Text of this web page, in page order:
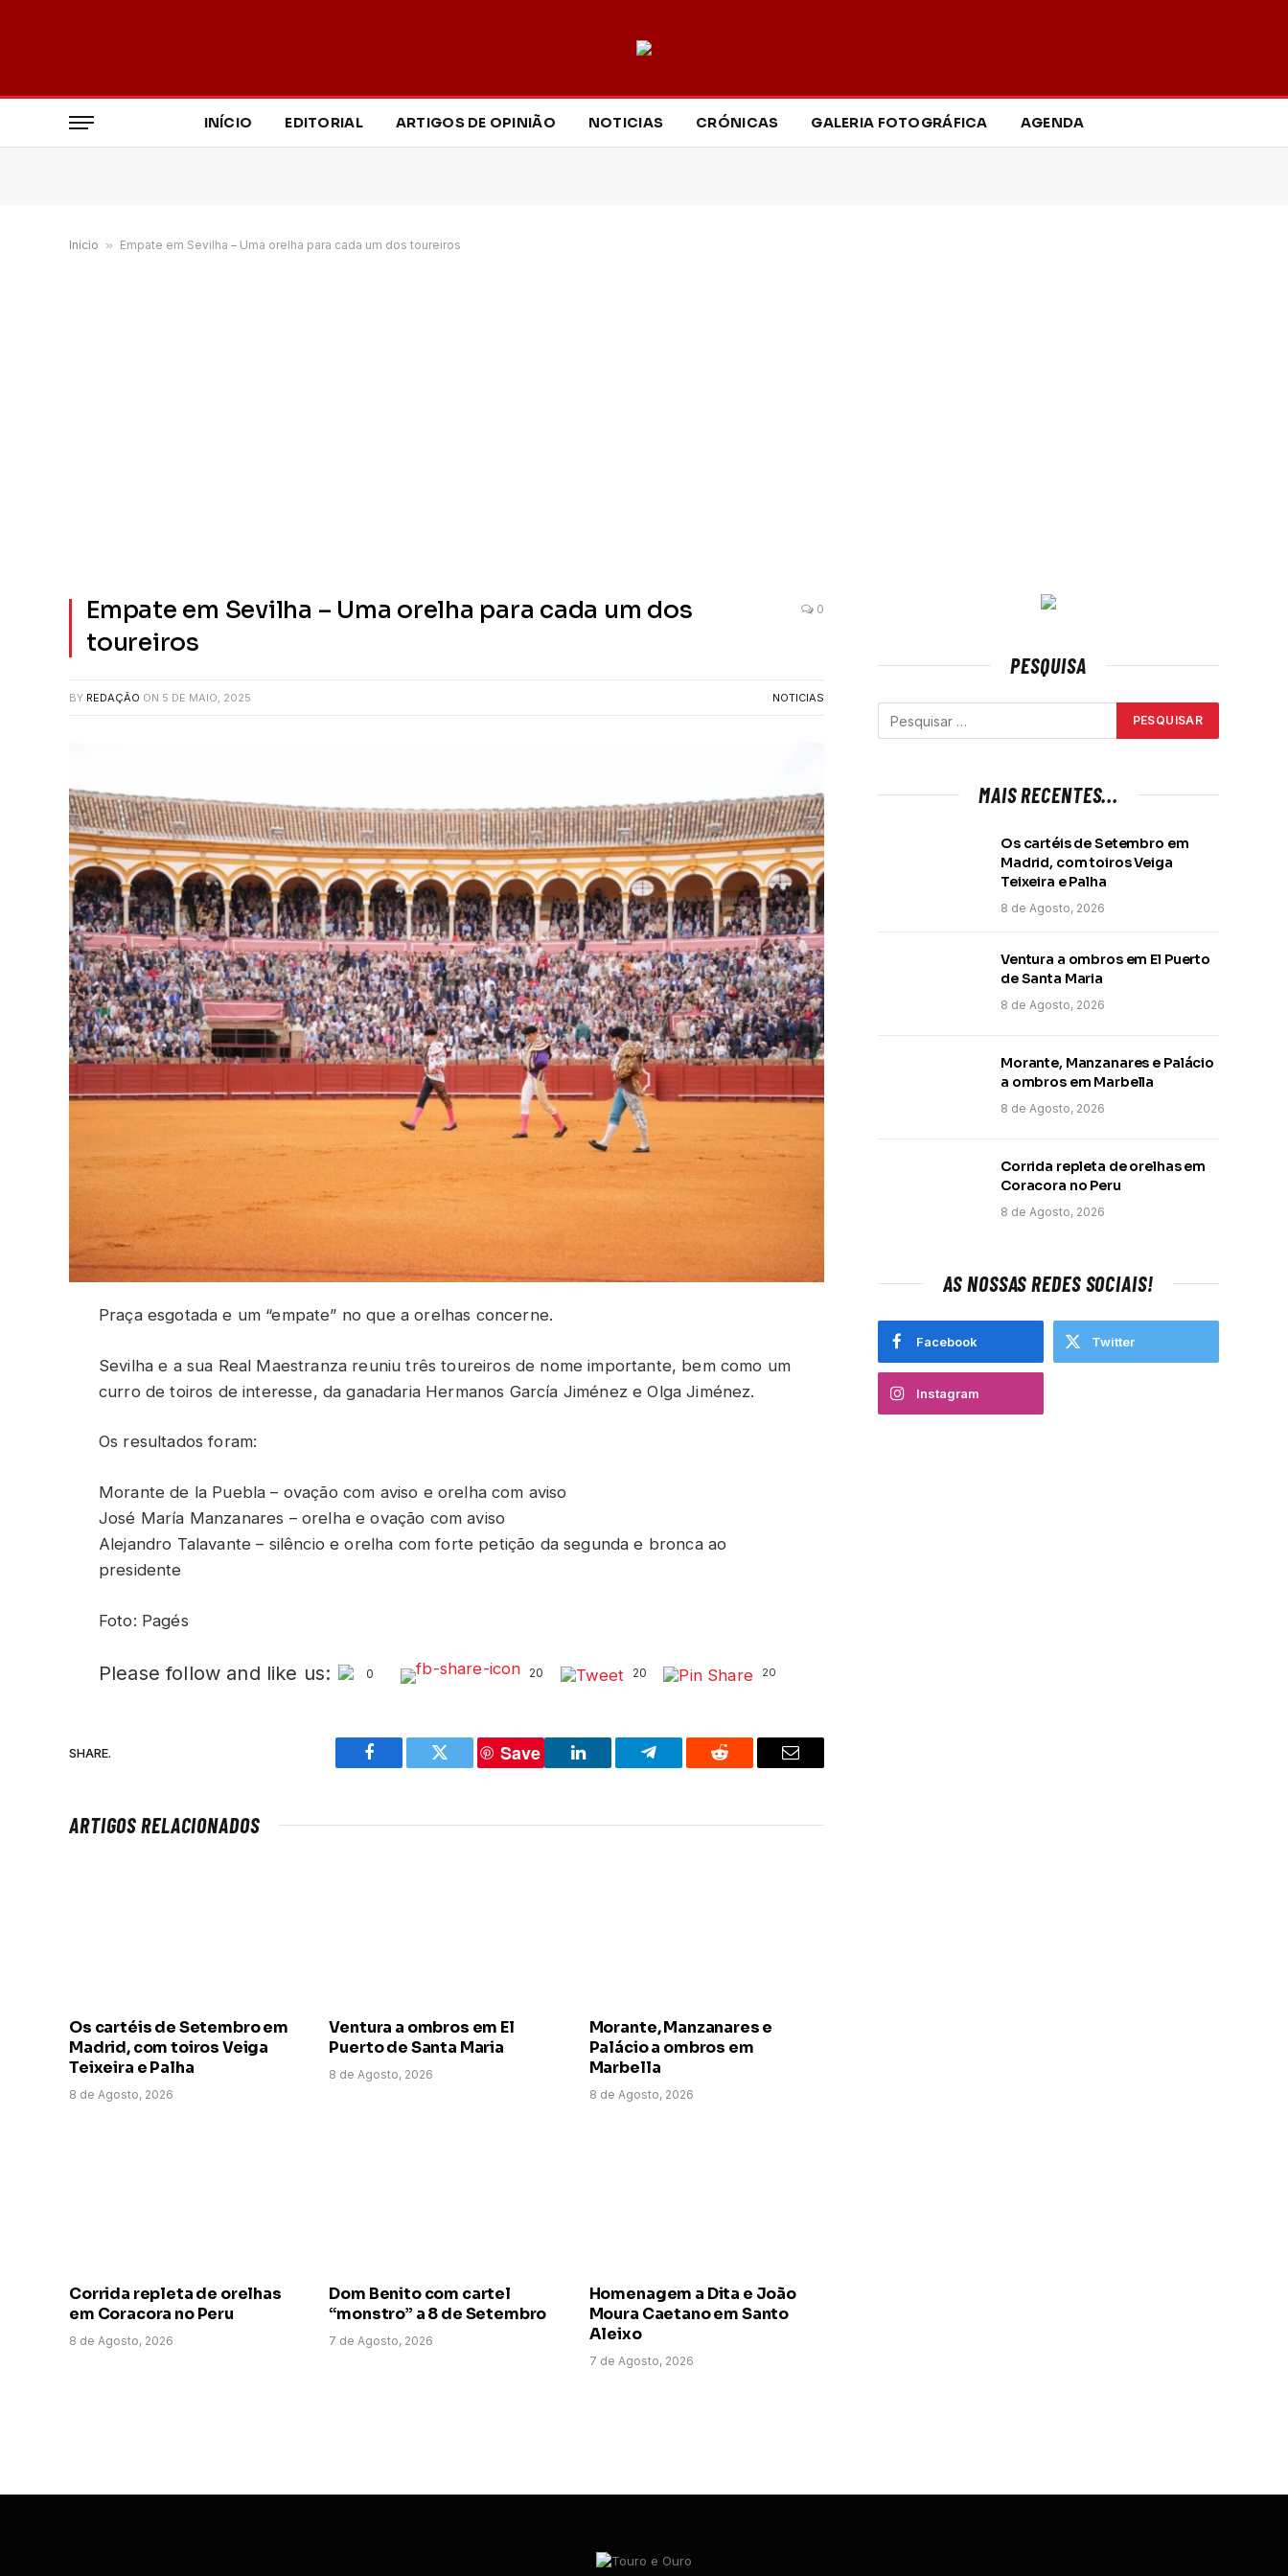
INÍCIO EDITORIAL ARTIGOS DE OPINIÃO NOTICIAS CRÓNICAS GALERIA FOTOGRÁFICA AGENDA
Início » Empate em Sevilha – Uma orelha para cada um dos toureiros
Empate em Sevilha – Uma orelha para cada um dos
toureiros
0
BY REDAÇÃO ON 5 DE MAIO, 2025 NOTICIAS
Praça esgotada e um “empate” no que a orelhas concerne.
Sevilha e a sua Real Maestranza reuniu três toureiros de nome importante, bem como um
curro de toiros de interesse, da ganadaria Hermanos García Jiménez e Olga Jiménez.
Os resultados foram:
Morante de la Puebla – ovação com aviso e orelha com aviso
José María Manzanares – orelha e ovação com aviso
Alejandro Talavante – silêncio e orelha com forte petição da segunda e bronca ao
presidente
Foto: Pagés
Please follow and like us: 0 20 20 20
SHARE.
Facebook Twitter
Save
LinkedIn Telegram Reddit Email
ARTIGOS RELACIONADOS
Os cartéis de Setembro em
Madrid, com toiros Veiga
Teixeira e Palha
8 de Agosto, 2026
Ventura a ombros em El
Puerto de Santa Maria
8 de Agosto, 2026
Morante, Manzanares e
Palácio a ombros em
Marbella
8 de Agosto, 2026
Corrida repleta de orelhas
em Coracora no Peru
8 de Agosto, 2026
Dom Benito com cartel
“monstro” a 8 de Setembro
7 de Agosto, 2026
Homenagem a Dita e João
Moura Caetano em Santo
Aleixo
7 de Agosto, 2026
PESQUISA
MAIS RECENTES...
Os cartéis de Setembro em
Madrid, com toiros Veiga
Teixeira e Palha
8 de Agosto, 2026
Ventura a ombros em El Puerto
de Santa Maria
8 de Agosto, 2026
Morante, Manzanares e Palácio
a ombros em Marbella
8 de Agosto, 2026
Corrida repleta de orelhas em
Coracora no Peru
8 de Agosto, 2026
AS NOSSAS REDES SOCIAIS!
Facebook Twitter
Instagram